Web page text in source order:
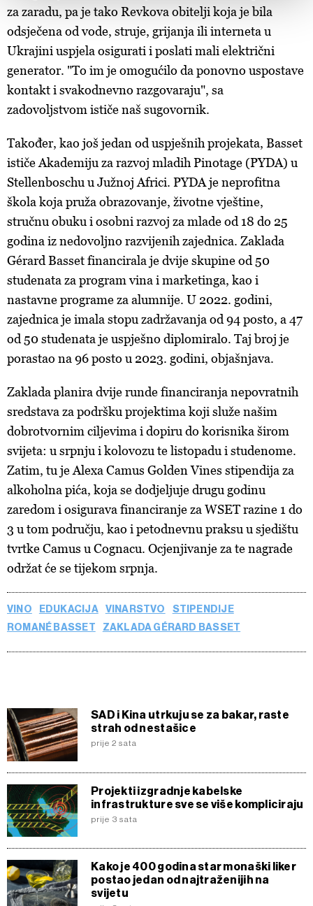
Zajednički voditelji obrade su HD-WIN ARENA SPORT
d.o.o. iPartneri. Više o podacima koje obrađujemo kao i
o vašim pravima pročitajte u našojPolitici privatnosti
o kolačićima i drugim sličnim tehnologijama uPolitici
kolačića
. Kolačiće u bilo kojem trenutku možete ponovno
ažurirati klikom na „Prikaži detalje“. Privolu možete u bilo
kojem trenutku povući bez negativnih posljedica.
za zaradu, pa je tako Revkova obitelji koja je bila
odsječena od vode, struje, grijanja ili interneta u
Ukrajini uspjela osigurati i poslati mali električni
generator. "To im je omogućilo da ponovno uspostave
kontakt i svakodnevno razgovaraju", sa
zadovoljstvom ističe naš sugovornik.
Također, kao još jedan od uspješnih projekata, Basset
ističe Akademiju za razvoj mladih Pinotage (PYDA) u
Stellenboschu u Južnoj Africi. PYDA je neprofitna
škola koja pruža obrazovanje, životne vještine,
stručnu obuku i osobni razvoj za mlade od 18 do 25
godina iz nedovoljno razvijenih zajednica. Zaklada
Gérard Basset financirala je dvije skupine od 50
studenata za program vina i marketinga, kao i
nastavne programe za alumnije. U 2022. godini,
zajednica je imala stopu zadržavanja od 94 posto, a 47
od 50 studenata je uspješno diplomiralo. Taj broj je
porastao na 96 posto u 2023. godini, objašnjava.
Zaklada planira dvije runde financiranja nepovratnih
sredstava za podršku projektima koji služe našim
dobrotvornim ciljevima i dopiru do korisnika širom
svijeta: u srpnju i kolovozu te listopadu i studenome.
Zatim, tu je Alexa Camus Golden Vines stipendija za
alkoholna pića, koja se dodjeljuje drugu godinu
zaredom i osigurava financiranje za WSET razine 1 do
3 u tom području, kao i petodnevnu praksu u sjedištu
tvrtke Camus u Cognacu. Ocjenjivanje za te nagrade
održat će se tijekom srpnja.
VINO EDUKACIJA VINARSTVO
STIPENDIJE
ROMANÉ BASSET
ZAKLADA GÉRARD BASSET
SAD i Kina utrkuju se za bakar, raste
strah od nestašice
prije 2 sata
Projekti izgradnje kabelske
infrastrukture sve se više kompliciraju
prije 3 sata
Kako je 400 godina star monaški liker
postao jedan od najtraženijih na
svijetu